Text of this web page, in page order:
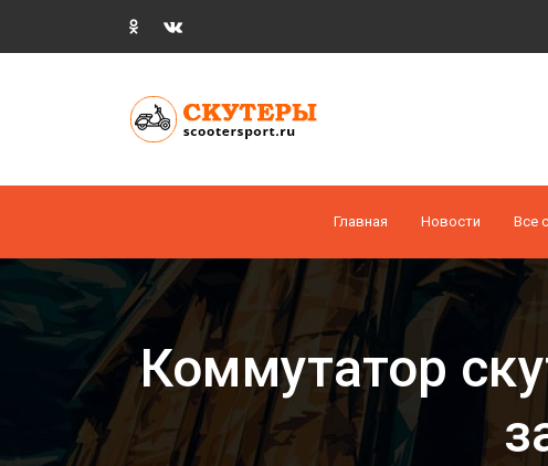
Главная Новости Все
Коммутатор